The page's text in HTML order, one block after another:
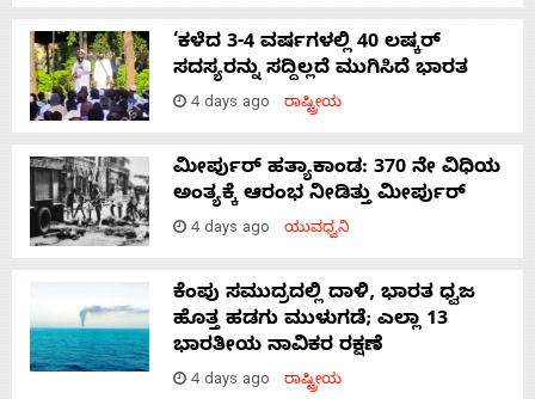
‘ಕಳೆದ 3-4 ವರ್ಷಗಳಲ್ಲಿ 40 ಲಷ್ಕರ್
ಸದಸ್ಯರನ್ನು ಸದ್ದಿಲ್ಲದೆ ಮುಗಿಸಿದೆ ಭಾರತ
4 days ago ರಾಷ್ಟ್ರೀಯ
ಮೀರ್ಪುರ್ ಹತ್ಯಾಕಾಂಡ: 370 ನೇ ವಿಧಿಯ
ಅಂತ್ಯಕ್ಕೆ ಆರಂಭ ನೀಡಿತ್ತು ಮೀರ್ಪುರ್
4 days ago ಯುವಧ್ವನಿ
ಕೆಂಪು ಸಮುದ್ರದಲ್ಲಿ ದಾಳಿ, ಭಾರತ ಧ್ವಜ
ಹೊತ್ತ ಹಡಗು ಮುಳುಗಡೆ; ಎಲ್ಲಾ 13
ಭಾರತೀಯ ನಾವಿಕರ ರಕ್ಷಣೆ
4 days ago ರಾಷ್ಟ್ರೀಯ